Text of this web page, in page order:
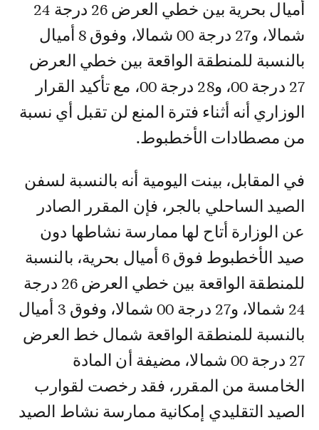
أميال بحرية بين خطي العرض 26 درجة 24
شمالا، و27 درجة 00 شمالا، وفوق 8 أميال
بالنسبة للمنطقة الواقعة بين خطي العرض
27 درجة 00، و28 درجة 00، مع تأكيد القرار
الوزاري أنه أثناء فترة المنع لن تقبل أي نسبة
من مصطادات الأخطبوط.
في المقابل، بينت اليومية أنه بالنسبة لسفن
الصيد الساحلي بالجر، فإن المقرر الصادر
عن الوزارة أتاح لها ممارسة نشاطها دون
صيد الأخطبوط فوق 6 أميال بحرية، بالنسبة
للمنطقة الواقعة بين خطي العرض 26 درجة
24 شمالا، و27 درجة 00 شمالا، وفوق 3 أميال
بالنسبة للمنطقة الواقعة شمال خط العرض
27 درجة 00 شمالا، مضيفة أن المادة
الخامسة من المقرر، فقد رخصت لقوارب
الصيد التقليدي إمكانية ممارسة نشاط الصيد